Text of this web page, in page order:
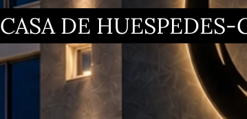
CASA DE HUESPEDES-